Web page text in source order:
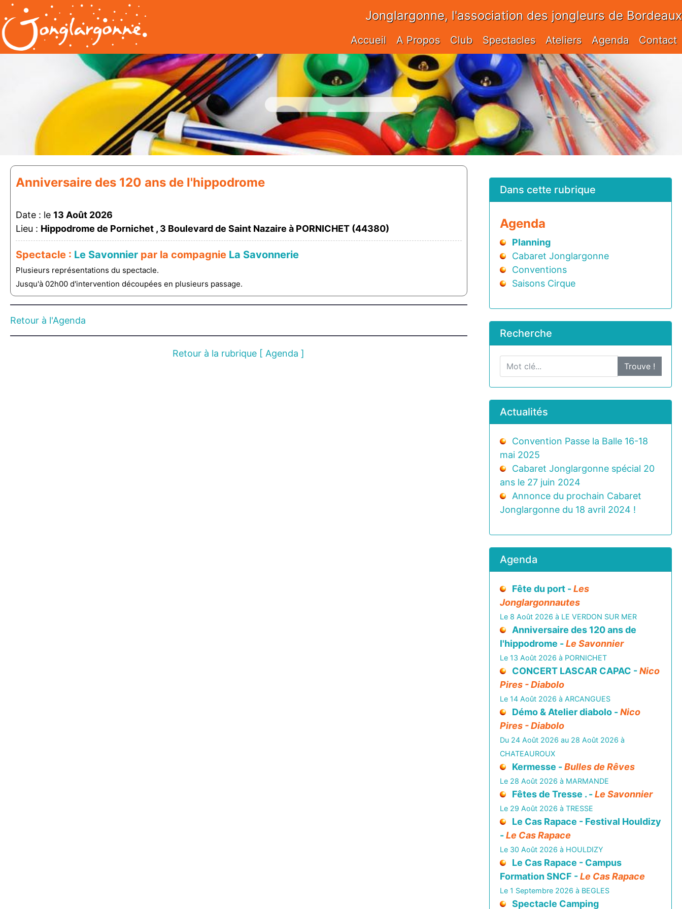
Jonglargonne, l'association des jongleurs de Bordeaux
Accueil A Propos Club Spectacles Ateliers Agenda Contact
Anniversaire des 120 ans de l'hippodrome
Date : le 13 Août 2026
Lieu : Hippodrome de Pornichet , 3 Boulevard de Saint Nazaire à PORNICHET (44380)
Spectacle : Le Savonnier par la compagnie La Savonnerie
Plusieurs représentations du spectacle.
Jusqu'à 02h00 d'intervention découpées en plusieurs passage.
Retour à l'Agenda
Retour à la rubrique [ Agenda ]
Dans cette rubrique
Agenda
Planning
Cabaret Jonglargonne
Conventions
Saisons Cirque
Recherche
Trouve !
Actualités
Convention Passe la Balle 16-18
mai 2025
Cabaret Jonglargonne spécial 20
ans le 27 juin 2024
Annonce du prochain Cabaret
Jonglargonne du 18 avril 2024 !
Agenda
Fête du port -Les
Jonglargonnautes
Le 8 Août 2026 à LE VERDON SUR MER
Anniversaire des 120 ans de
l'hippodrome -Le Savonnier
Le 13 Août 2026 à PORNICHET
CONCERT LASCAR CAPAC -Nico
Pires - Diabolo
Le 14 Août 2026 à ARCANGUES
Démo & Atelier diabolo -Nico
Pires - Diabolo
Du 24 Août 2026 au 28 Août 2026 à
CHATEAUROUX
Kermesse -Bulles de Rêves
Le 28 Août 2026 à MARMANDE
Fêtes de Tresse . -Le Savonnier
Le 29 Août 2026 à TRESSE
Le Cas Rapace - Festival Houldizy
-Le Cas Rapace
Le 30 Août 2026 à HOULDIZY
Le Cas Rapace - Campus
Formation SNCF -Le Cas Rapace
Le 1 Septembre 2026 à BEGLES
Spectacle Camping